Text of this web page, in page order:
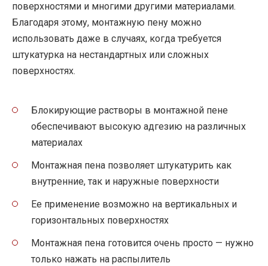
поверхностями и многими другими материалами.
Благодаря этому, монтажную пену можно
использовать даже в случаях, когда требуется
штукатурка на нестандартных или сложных
поверхностях.
Блокирующие растворы в монтажной пене
обеспечивают высокую адгезию на различных
материалах
Монтажная пена позволяет штукатурить как
внутренние, так и наружные поверхности
Ее применение возможно на вертикальных и
горизонтальных поверхностях
Монтажная пена готовится очень просто — нужно
только нажать на распылитель